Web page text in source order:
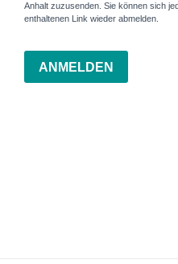
Anhalt zuzusenden. Sie können sich
enthaltenen Link wieder abmelden.
ANMELDEN